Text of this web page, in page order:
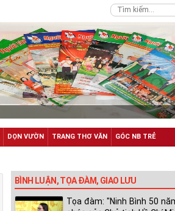
DỌN VƯỜN TRANG THƠ VĂN GÓC NB TRẺ
BÌNH LUẬN, TỌA ĐÀM, GIAO LƯU
Tọa đàm: "Ninh Bình 50